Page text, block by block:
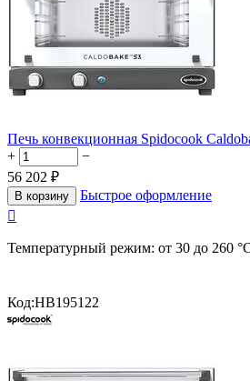
Печь конвекционная Spidocook
+
−
56 202 ₽
В корзину
Быстрое оформление

Температурный режим: от 30 до 260
Код:HB195122